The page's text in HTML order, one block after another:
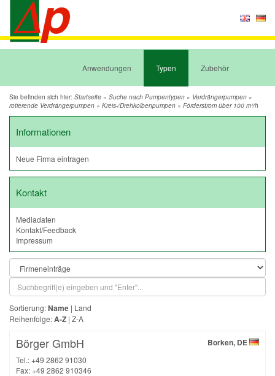
Anwendungen Typen Zubehör
Sie befinden sich hier: Startseite » Suche nach Pumpentypen » Verdrängerpumpen »
rotierende Verdrängerpumpen » Kreis-/Drehkolbenpumpen » Förderstrom über 100 m³/h
Informationen
Neue Firma eintragen
Kontakt
Mediadaten
Kontakt/Feedback
Impressum
Sortierung:Name | Land
Reihenfolge:A-Z | Z-A
Borken, DE
Börger GmbH
Tel.: +49 2862 91030
Fax: +49 2862 910346